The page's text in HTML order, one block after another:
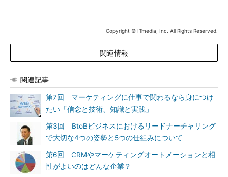
Copyright © ITmedia, Inc. All Rights Reserved.
関連情報
関連記事
第7回 マーケティングに仕事で関わるなら身につけ
たい「信念と技術、知識と実践」
第3回 BtoBビジネスにおけるリードナーチャリング
で大切な4つの姿勢と5つの仕組みについて
第6回 CRMやマーケティングオートメーションと相
性がよいのはどんな企業？